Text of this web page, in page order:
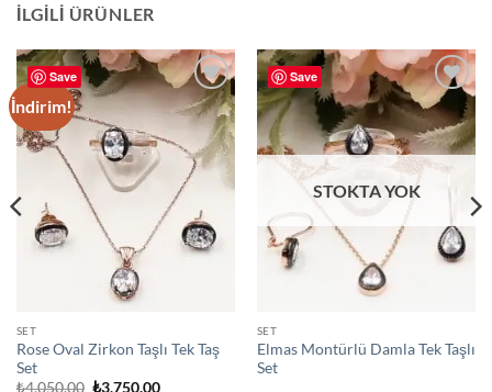
İLGILI ÜRÜNLER
Save
İndirim!
Add to
wishlist
SET
Rose Oval Zirkon Taşlı Tek Taş
Set
₺4,050.00 Orijinal
₺3,750.00Şu
Save
Add to
wishlist
STOKTA YOK
SET
Elmas Montürlü Damla Tek Taşlı
Set